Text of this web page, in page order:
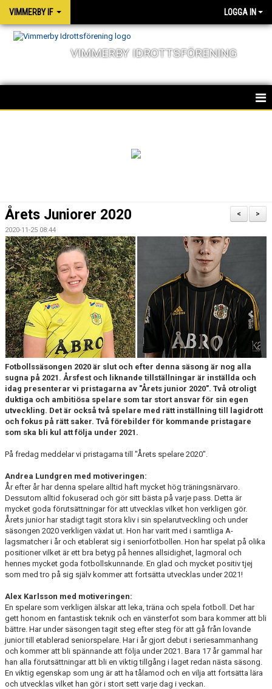
VIMMERBY IF LOGGA IN
VIMMERBY IDROTTSFÖRENING
OM FÖRENINGEN
SOCIALA ANSVAR
BARN & UNGDOMSVERKSAMHET
STÖTTA VIF
KONTAKT / BOKNING
>
<
Årets Juniorer 2020
2020-11-25 08:44
Fotbollssäsongen 2020 är slut och efter denna säsong är nog alla
sugna på 2021. Årsfest och liknande tillställningar är inställda och
idag presenterar vi pristagarna av "Årets junior 2020". Två otroligt
duktiga och ambitiösa spelare som tar stort ansvar för sin egen
utveckling. Det är också två spelare med rätt inställning till lagidrott
och fokus på rätt saker. Två förebilder för kommande pristagare
som ska bli kul att följa under 2021.
På fredag meddelar vi pristagarna till "Årets spelare 2020".
Andrea Lundgren med motiveringen:
År efter år har denna spelare alltid haft mycket hög träningsnärvaro.
Dessutom alltid fokuserad och gör sitt bästa på varje pass. Detta är
mycket goda förutsättningar för att utvecklas vilket hon verkligen gör.
Årets junior har stadigt tagit stora kliv i sin spelarutveckling och under
säsongen 2020 verkligen växlat ut. Hon har varit med i samtliga A-
lagsmatcher i år och etablerat sig i seniorfotbollen. Hon har spelat på olika
positioner vilket är ett bra betyg på hennes allsidighet, lagmoral och
hennes mycket goda fotbollskunnande. En glad och mycket positiv tjej
som med tro på sig själv kommer att fortsätta utvecklas under 2021!
Alex Karlsson med motiveringen:
En spelare som verkligen älskar att leka, träna och spela fotboll. Det har
gett honom en fantastisk teknik och en vänsterfot som bara kommer att bli
bättre. Har under säsongen tagit steg efter steg för att gå från lovande
junior till etablerad seniorspelare. Har i år gjort debut i seriesammanhang
och kommer att bli spännande att följa under 2021. Bara 17 år gammal har
han alla förutsättningar att bli en viktig tillgång i laget redan nästa säsong.
En viktig egenskap som ung är att ha tålamod och en vilja att fortsätta lära
och utvecklas vilket han gör i stort sett varje dag i veckan.